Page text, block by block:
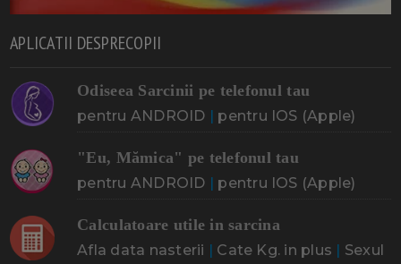
APLICATII DESPRECOPII
Odiseea Sarcinii pe telefonul tau
pentru ANDROID | pentru IOS (Apple)
"Eu, Mămica" pe telefonul tau
pentru ANDROID | pentru IOS (Apple)
Calculatoare utile in sarcina
Afla data nasterii | Cate Kg. in plus | Sexul